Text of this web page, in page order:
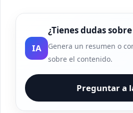
IA
¿Tienes dudas
Genera un resumen o
sobre el contenido.
Preguntar a